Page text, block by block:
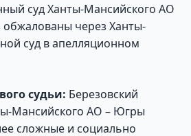
суд Ханты-Мансийского АО
через Ханты-
суд в апелляционном
судьи: Березовский
Мансийского АО – Югры
сложные и социально